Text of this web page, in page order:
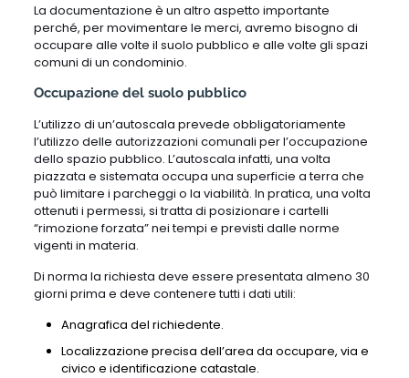
La documentazione è un altro aspetto importante
perché, per movimentare le merci, avremo bisogno di
occupare alle volte il suolo pubblico e alle volte gli spazi
comuni di un condominio.
Occupazione del suolo pubblico
L’utilizzo di un’autoscala prevede obbligatoriamente
l’utilizzo delle autorizzazioni comunali per l’occupazione
dello spazio pubblico. L’autoscala infatti, una volta
piazzata e sistemata occupa una superficie a terra che
può limitare i parcheggi o la viabilità. In pratica, una volta
ottenuti i permessi, si tratta di posizionare i cartelli
“rimozione forzata” nei tempi e previsti dalle norme
vigenti in materia.
Di norma la richiesta deve essere presentata almeno 30
giorni prima e deve contenere tutti i dati utili:
Anagrafica del richiedente.
Localizzazione precisa dell’area da occupare, via e
civico e identificazione catastale.